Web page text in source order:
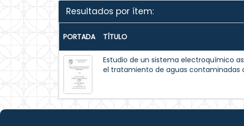
Resultados por ítem:
PORTADA TÍTULO
Estudio de un sistema electroquímico
el tratamiento de aguas contaminadas